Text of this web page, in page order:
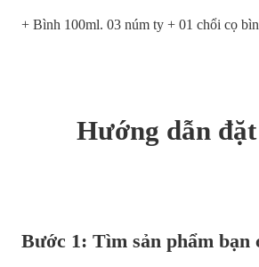
+ Bình 100ml. 03 núm ty + 01 chổi cọ
Hướng dẫn
Bước 1: Tìm sản phẩm bạn